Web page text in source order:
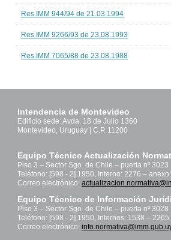
Res.IMM 944/94 de 21.03.1994
Res.IMM 9266/93 de 23.08.1993
Res.IMM 7065/88 de 23.08.1988
Intendencia de Montevideo
Edificio sede: Avda. 18 de Julio 1360
Montevideo, Uruguay | C.P. 11200
Equipo Técnico Actualización
Piso 3 – Sector Sgo. de Chile – puerta nº 3023
Teléfono: [598 - 2] 1950, Interno: 2276 –
Correo electrónico:
Equipo Técnico de Información
Piso 3 – Sector Sgo. de Chile – puerta nº 3028
Teléfono: [598 - 2] 1950, Internos: 1538 – 2265
Correo electrónico: